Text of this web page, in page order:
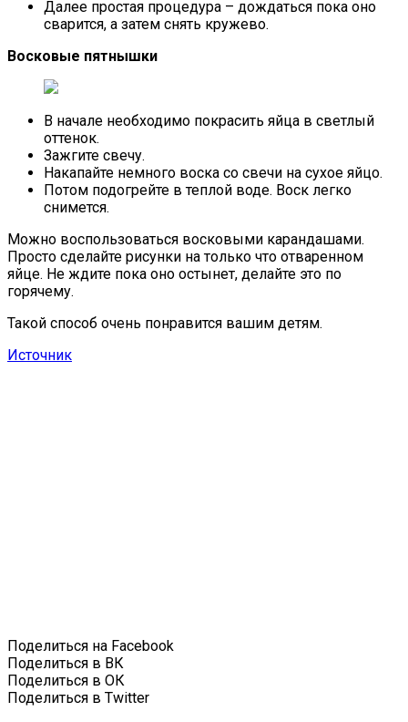
Далее простая процедура – дождаться пока оно
сварится, а затем снять кружево.
Восковые пятнышки
В начале необходимо покрасить яйца в светлый
оттенок.
Зажгите свечу.
Накапайте немного воска со свечи на сухое яйцо.
Потом подогрейте в теплой воде. Воск легко
снимется.
Можно воспользоваться восковыми карандашами.
Просто сделайте рисунки на только что отваренном
яйце. Не ждите пока оно остынет, делайте это по
горячему.
Такой способ очень понравится вашим детям.
Источник
Поделиться на Facebook
Поделиться в ВК
Поделиться в ОК
Поделиться в Twitter